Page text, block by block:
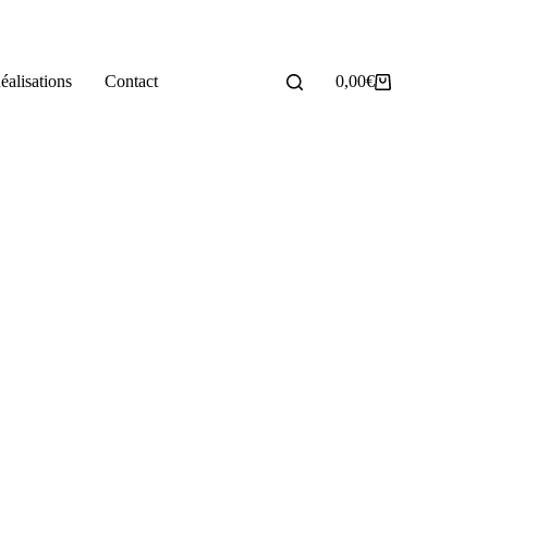
Contact
Panier
0,00€